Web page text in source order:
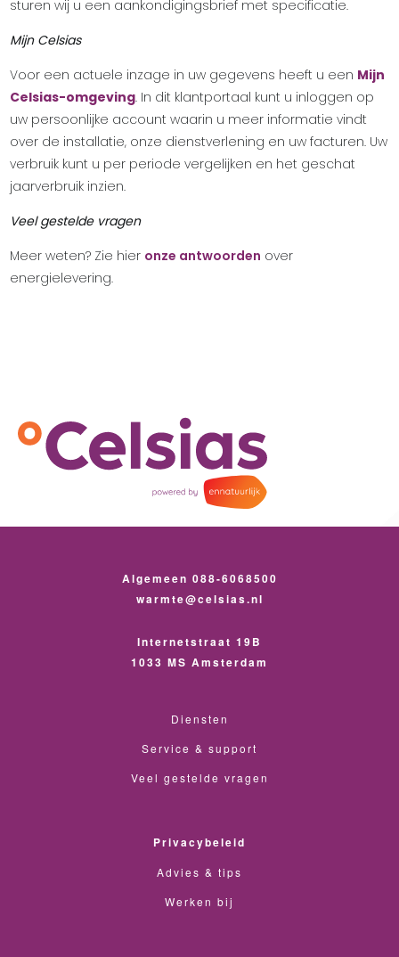
sturen wij u een aankondigingsbrief met specificatie.
Mijn Celsias
Voor een actuele inzage in uw gegevens heeft u een Mijn
Celsias-omgeving. In dit klantportaal kunt u inloggen op
uw persoonlijke account waarin u meer informatie vindt
over de installatie, onze dienstverlening en uw facturen. Uw
verbruik kunt u per periode vergelijken en het geschat
jaarverbruik inzien.
Veel gestelde vragen
Meer weten? Zie hier onze antwoorden over
energielevering.
Algemeen 088-6068500
warmte@celsias.nl
Internetstraat 19B
1033 MS Amsterdam
Diensten
Service & support
Veel gestelde vragen
Privacybeleid
Advies & tips
Werken bij